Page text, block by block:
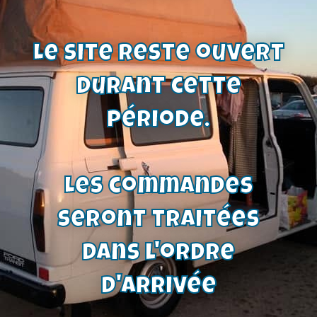
24,00€
Voir le produit
Le site reste ouvert
durant cette
période.
Les commandes
seront traitées
dans l'ordre
d'arrivée